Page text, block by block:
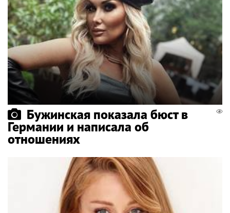
Бужинская показала бюст в
Германии и написала об
отношениях